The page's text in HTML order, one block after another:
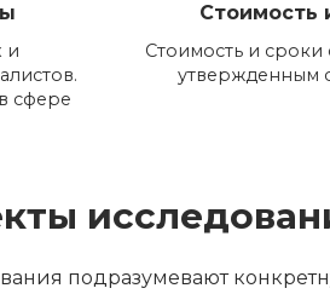
и
сфере
Стоимость
Стоимость и сроки
утвержденным
подразумевают